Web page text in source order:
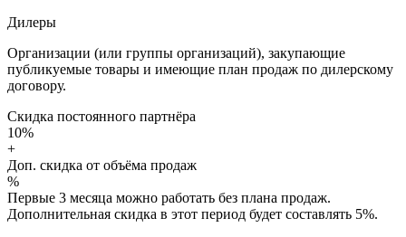
Дилеры
Организации (или группы организаций), закупающие
публикуемые товары и имеющие план продаж по дилерскому
договору.
Скидка постоянного партнёра
10%
+
Доп. скидка от объёма продаж
%
Первые 3 месяца можно работать без плана продаж.
Дополнительная скидка в этот период будет составлять 5%.